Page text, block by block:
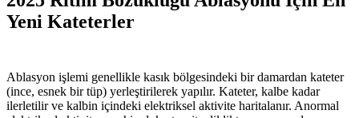
Yeni Kateterler
Ablasyon işlemi genellikle kasık bölgesindeki bir damardan kateter
(ince, esnek bir tüp) yerleştirilerek yapılır. Kateter, kalbe kadar
ilerletilir ve kalbin içindeki elektriksel aktivite haritalanır. Anormal